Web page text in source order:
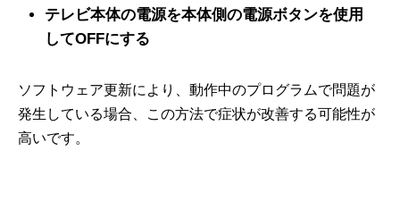
テレビ本体の電源を本体側の電源ボタンを使用
してOFFにする
ソフトウェア更新により、動作中のプログラムで問題が
発生している場合、この方法で症状が改善する可能性が
高いです。